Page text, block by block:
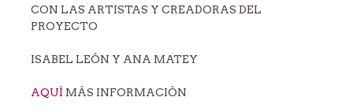
CON LAS ARTISTAS Y CREADORAS DEL
PROYECTO
ISABEL LEÓN Y ANA MATEY
AQUÍ MÁS INFORMACIÓN